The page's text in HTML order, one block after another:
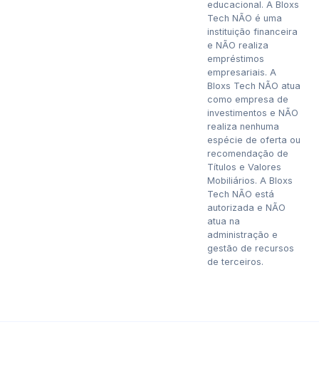
educacional. A Bloxs
Tech NÃO é uma
instituição financeira
e NÃO realiza
empréstimos
empresariais. A
Bloxs Tech NÃO atua
como empresa de
investimentos e NÃO
realiza nenhuma
espécie de oferta ou
recomendação de
Títulos e Valores
Mobiliários. A Bloxs
Tech NÃO está
autorizada e NÃO
atua na
administração e
gestão de recursos
de terceiros.